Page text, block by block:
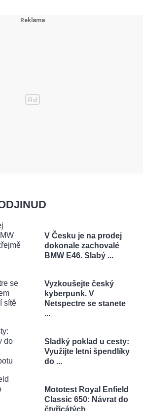
V Česku je na prodej
dokonale zachovalé
BMW E46. Slabý ...
Vyzkoušejte český
kyberpunk. V
Netspectre se stanete
...
Sladký poklad u cesty:
Využijte letní špendlíky
do ...
Mototest Royal Enfield
Classic 650: Návrat do